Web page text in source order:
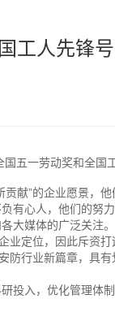
工人先锋
一劳动奖和全国
”的企业愿景，他
有心人，他们的努
大媒体的广泛关注。
定位，因此斥资打
防行业新篇章，
入，优化管理体